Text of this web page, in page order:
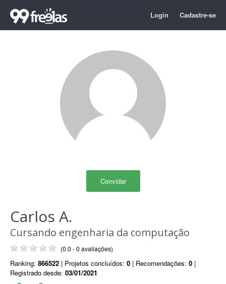
Login Cadastre-se
Convidar
Carlos A.
Cursando engenharia da computação
(0.0 - 0 avaliações)
Ranking: 866522 | Projetos concluídos: 0 | Recomendações: 0 |
Registrado desde: 03/01/2021